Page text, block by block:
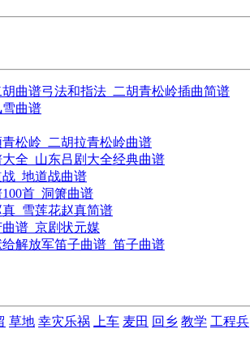
曲谱弓法和指法_二胡青松岭插曲简谱
曲谱
松岭_二胡拉青松岭曲谱
全_山东吕剧大全经典曲谱
_地道战曲谱
首_洞箫曲谱
_雪莲花赵真简谱
谱_京剧状元媒
解放军笛子曲谱_笛子曲谱
草地 幸灾乐祸 上车 麦田 回乡 教学 工程兵